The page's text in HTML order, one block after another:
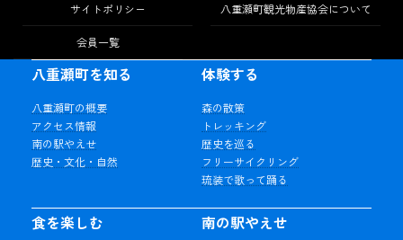
サイトポリシー 八重瀬町観光物産協会について
会員一覧
八重瀬町を知る
八重瀬町の概要
アクセス情報
南の駅やえせ
歴史・文化・自然
体験する
森の散策
トレッキング
歴史を巡る
フリーサイクリング
琉装で歌って踊る
食を楽しむ 南の駅やえせ